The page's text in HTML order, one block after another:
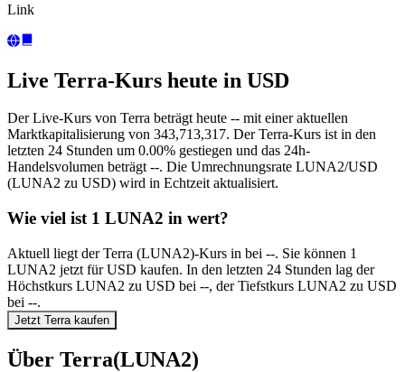
Link
Live Terra-Kurs heute in USD
Der Live-Kurs von Terra beträgt heute -- mit einer aktuellen
Marktkapitalisierung von 343,713,317. Der Terra-Kurs ist in den
letzten 24 Stunden um 0.00% gestiegen und das 24h-
Handelsvolumen beträgt --. Die Umrechnungsrate LUNA2/USD
(LUNA2 zu USD) wird in Echtzeit aktualisiert.
Wie viel ist 1 LUNA2 in wert?
Aktuell liegt der Terra (LUNA2)-Kurs in bei --. Sie können 1
LUNA2 jetzt für USD kaufen. In den letzten 24 Stunden lag der
Höchstkurs LUNA2 zu USD bei --, der Tiefstkurs LUNA2 zu USD
bei --.
Jetzt Terra kaufen
Über Terra(LUNA2)